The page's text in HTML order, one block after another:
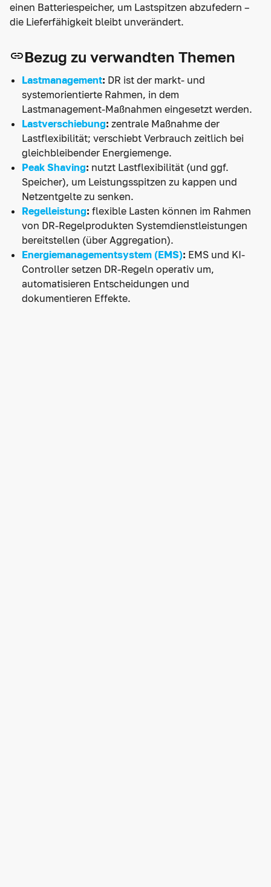
einen Batteriespeicher, um Lastspitzen abzufedern –
die Lieferfähigkeit bleibt unverändert.
Bezug zu verwandten Themen
Lastmanagement: DR ist der markt- und
systemorientierte Rahmen, in dem
Lastmanagement-Maßnahmen eingesetzt werden.
Lastverschiebung: zentrale Maßnahme der
Lastflexibilität; verschiebt Verbrauch zeitlich bei
gleichbleibender Energiemenge.
Peak Shaving: nutzt Lastflexibilität (und ggf.
Speicher), um Leistungsspitzen zu kappen und
Netzentgelte zu senken.
Regelleistung: flexible Lasten können im Rahmen
von DR-Regelprodukten Systemdienstleistungen
bereitstellen (über Aggregation).
Energiemanagementsystem (EMS): EMS und KI-
Controller setzen DR-Regeln operativ um,
automatisieren Entscheidungen und
dokumentieren Effekte.